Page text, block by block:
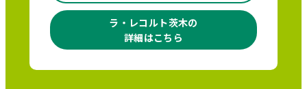
ラ・レコルト茨木の
詳細はこちら